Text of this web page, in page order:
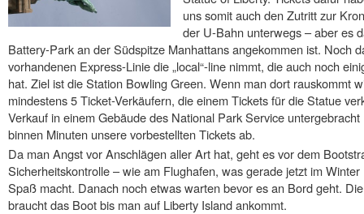
uns somit auch den Zutritt zur
der U-Bahn unterwegs – aber es
Battery-Park an der Südspitze Manhattans angekommen ist. Noch
vorhandenen Express-Linie die „local“-line nimmt, die auch noch
hat. Ziel ist die Station Bowling Green. Wenn man dort rauskommt
mindestens 5 Ticket-Verkäufern, die einem Tickets für die Statue
Verkauf in einem Gebäude des National Park Service
binnen Minuten unsere vorbestellten Tickets ab.
Da man Angst vor Anschlägen aller Art hat, geht es vor dem
Sicherheitskontrolle – wie am Flughafen, was gerade jetzt im
Spaß macht. Danach noch etwas warten bevor es an Bord geht.
braucht das Boot bis man auf Liberty Island ankommt.